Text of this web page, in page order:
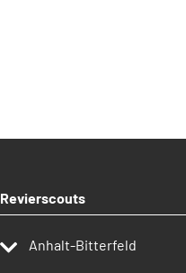
Revierscouts
Anhalt-Bitterfeld